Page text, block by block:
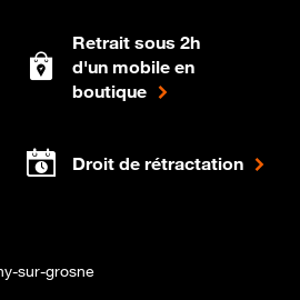
Retrait sous 2h
d'un mobile en
boutique
Droit de rétractation
sur-grosne